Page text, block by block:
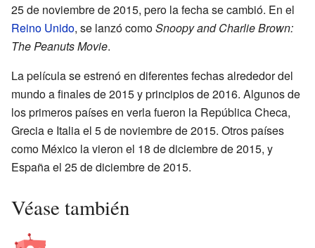
25 de noviembre de 2015, pero la fecha se cambió. En el
Reino Unido, se lanzó comoSnoopy and Charlie Brown:
The Peanuts Movie.
La película se estrenó en diferentes fechas alrededor del
mundo a finales de 2015 y principios de 2016. Algunos de
los primeros países en verla fueron la República Checa,
Grecia e Italia el 5 de noviembre de 2015. Otros países
como México la vieron el 18 de diciembre de 2015, y
España el 25 de diciembre de 2015.
Véase también